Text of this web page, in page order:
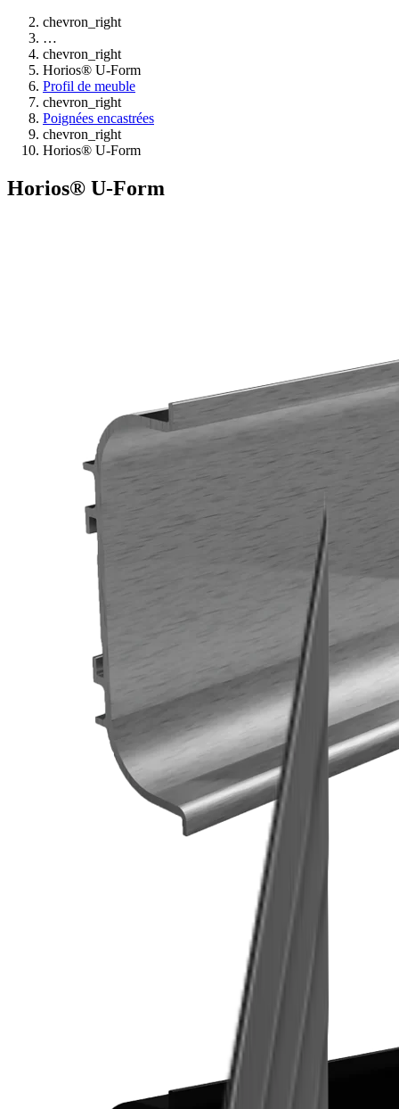
chevron_right
…
chevron_right
Horios® U-Form
Profil de meuble
chevron_right
Poignées encastrées
chevron_right
Horios® U-Form
Horios® U-Form